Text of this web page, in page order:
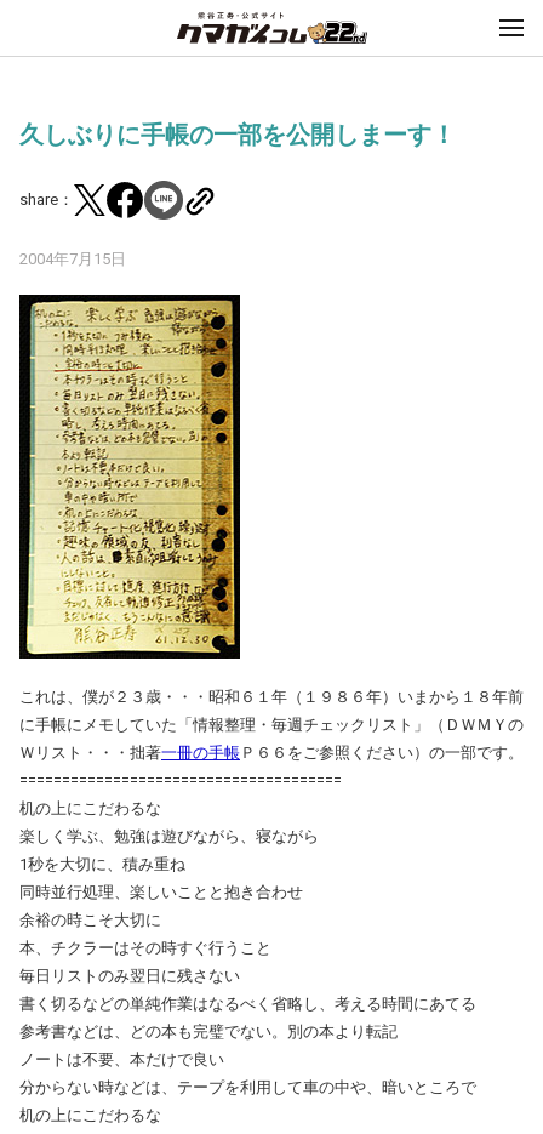
久しぶりに手帳の一部を公開しまーす！
share：
2004年7月15日
これは、僕が２３歳・・・昭和６１年（１９８６年）いまから１８年前
に手帳にメモしていた「情報整理・毎週チェックリスト」（ＤＷＭＹの
Ｗリスト・・・拙著一冊の手帳 Ｐ６６をご参照ください）の一部です。
======================================
机の上にこだわるな
楽しく学ぶ、勉強は遊びながら、寝ながら
1秒を大切に、積み重ね
同時並行処理、楽しいことと抱き合わせ
余裕の時こそ大切に
本、チクラーはその時すぐ行うこと
毎日リストのみ翌日に残さない
書く切るなどの単純作業はなるべく省略し、考える時間にあてる
参考書などは、どの本も完璧でない。別の本より転記
ノートは不要、本だけで良い
分からない時などは、テープを利用して車の中や、暗いところで
机の上にこだわるな